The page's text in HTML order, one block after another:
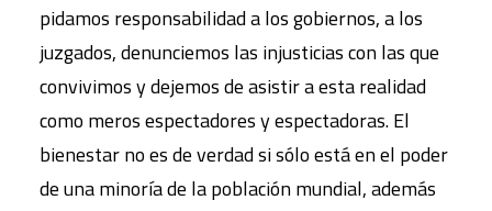
pidamos responsabilidad a los gobiernos, a los
juzgados, denunciemos las injusticias con las que
convivimos y dejemos de asistir a esta realidad
como meros espectadores y espectadoras. El
bienestar no es de verdad si sólo está en el poder
de una minoría de la población mundial, además